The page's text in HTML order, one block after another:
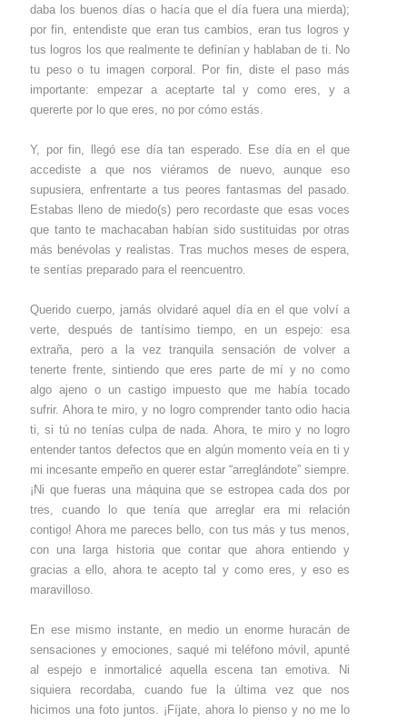
daba los buenos días o hacía que el día fuera una mierda);
por fin, entendiste que eran tus cambios, eran tus logros y
tus logros los que realmente te definían y hablaban de ti. No
tu peso o tu imagen corporal. Por fin, diste el paso más
importante: empezar a aceptarte tal y como eres, y a
quererte por lo que eres, no por cómo estás.
Y, por fin, llegó ese día tan esperado. Ese día en el que
accediste a que nos viéramos de nuevo, aunque eso
supusiera, enfrentarte a tus peores fantasmas del pasado.
Estabas lleno de miedo(s) pero recordaste que esas voces
que tanto te machacaban habían sido sustituidas por otras
más benévolas y realistas. Tras muchos meses de espera,
te sentías preparado para el reencuentro.
Querido cuerpo, jamás olvidaré aquel día en el que volví a
verte, después de tantísimo tiempo, en un espejo: esa
extraña, pero a la vez tranquila sensación de volver a
tenerte frente, sintiendo que eres parte de mí y no como
algo ajeno o un castigo impuesto que me había tocado
sufrir. Ahora te miro, y no logro comprender tanto odio hacia
ti, si tú no tenías culpa de nada. Ahora, te miro y no logro
entender tantos defectos que en algún momento veía en ti y
mi incesante empeño en querer estar “arreglándote” siempre.
¡Ni que fueras una máquina que se estropea cada dos por
tres, cuando lo que tenía que arreglar era mi relación
contigo! Ahora me pareces bello, con tus más y tus menos,
con una larga historia que contar que ahora entiendo y
gracias a ello, ahora te acepto tal y como eres, y eso es
maravilloso.
En ese mismo instante, en medio un enorme huracán de
sensaciones y emociones, saqué mi teléfono móvil, apunté
al espejo e inmortalicé aquella escena tan emotiva. Ni
siquiera recordaba, cuando fue la última vez que nos
hicimos una foto juntos. ¡Fíjate, ahora lo pienso y no me lo